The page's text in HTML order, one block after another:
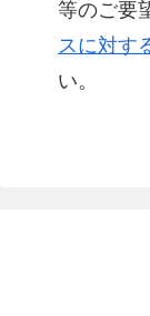
等のご要
スに対す
い。